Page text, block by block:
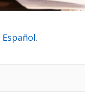
Español.